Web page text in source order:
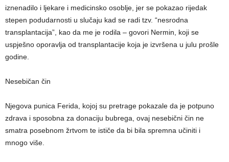
iznenadilo i ljekare i medicinsko osoblje, jer se pokazao rijedak
stepen podudarnosti u slučaju kad se radi tzv. “nesrodna
transplantacija”, kao da me je rodila – govori Nermin, koji se
uspješno oporavlja od transplantacije koja je izvršena u julu prošle
godine.
Nesebičan čin
Njegova punica Ferida, kojoj su pretrage pokazale da je potpuno
zdrava i sposobna za donaciju bubrega, ovaj nesebični čin ne
smatra posebnom žrtvom te ističe da bi bila spremna učiniti i
mnogo više.